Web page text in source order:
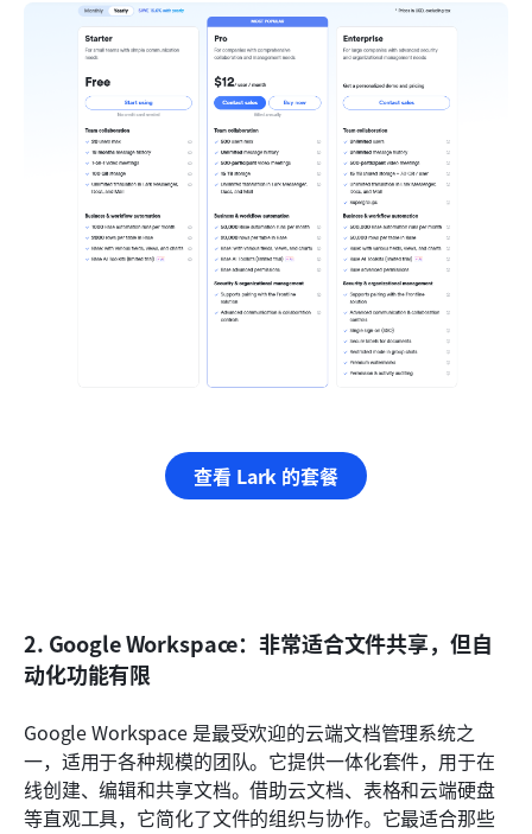
查看 Lark 的套餐
2. Google Workspace：非常适合文件共享，但自
动化功能有限
Google Workspace 是最受欢迎的云端文档管理系统之
一，适用于各种规模的团队。它提供一体化套件，用于在
线创建、编辑和共享文档。借助云文档、表格和云端硬盘
等直观工具，它简化了文件的组织与协作。它最适合那些